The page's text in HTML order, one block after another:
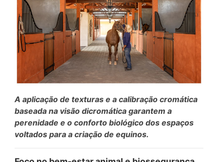
A aplicação de texturas e a calibração cromática
baseada na visão dicromática garantem a
perenidade e o conforto biológico dos espaços
voltados para a criação de equinos.